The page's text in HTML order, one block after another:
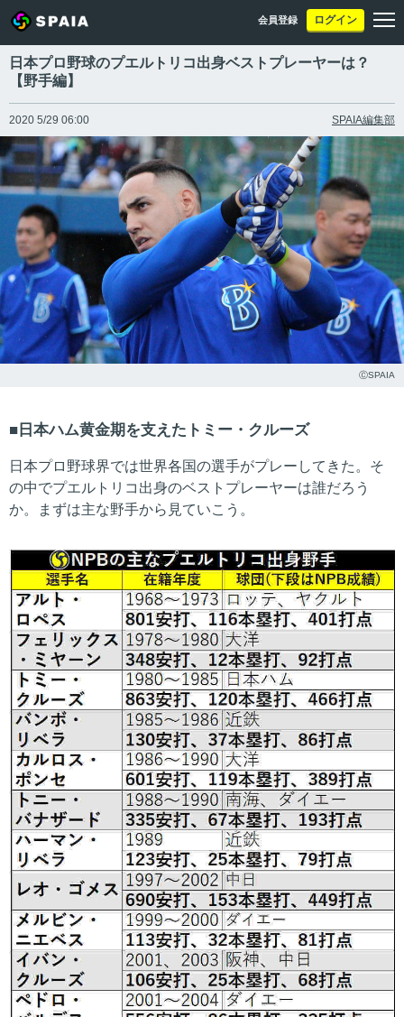
会員登録 ログイン
日本プロ野球のプエルトリコ出身ベストプレーヤーは？
【野手編】
2020 5/29 06:00 SPAIA編集部
ⒸSPAIA
日本ハム黄金期を支えたトミー・クルーズ
日本プロ野球界では世界各国の選手がプレーしてきた。そ
の中でプエルトリコ出身のベストプレーヤーは誰だろう
か。まずは主な野手から見ていこう。